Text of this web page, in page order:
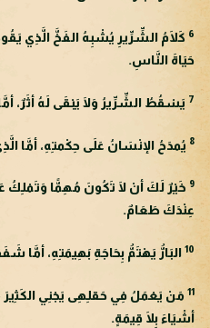
6 كَلَامُ الشِّرِّيرِ يُشْبِهُ الفَخَّ الَّذِي
حَيَاةَ النَّاسِ.
7 يَسْقُطُ الشِّرِّيرُ وَلَا يَبْقَى لَهُ أثَرٌ،
8 يُمدَحُ الإنْسَانُ عَلَى حِكْمتِهِ، أمَّا
9 خَيْرٌ لَكَ أنْ لَا تَكُونَ مُهِمًّا وَتَمْلِكُ
عِنْدَكَ طَعَامٌ.
10 البَارُّ يَهْتَمُّ بِحَاجَةِ بَهِيمَتِهِ،
11 مَنْ يَعْمَلُ فِي حَقلِهِى يَجْنِي الكَثِيرَ
أشْيَاءَ بِلَا قِيمَةٍ.